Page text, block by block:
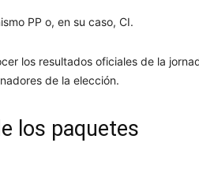
PP o, en su caso, CI.
los resultados oficiales de la
de la elección.
los paquetes